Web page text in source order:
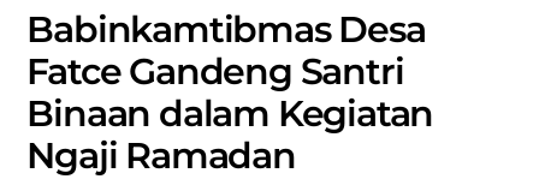
Babinkamtibmas Desa
Fatce Gandeng Santri
Binaan dalam Kegiatan
Ngaji Ramadan